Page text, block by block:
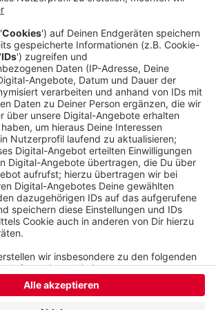
werde in Kürze vorliegen, dann
Die Infoveranstaltung beginnt
gegen 11 Uhr im
an der Höhenstraße.
14.07.2019 08:42